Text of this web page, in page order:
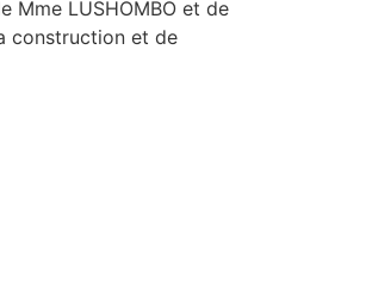
Mme LUSHOMBO et de
construction et de